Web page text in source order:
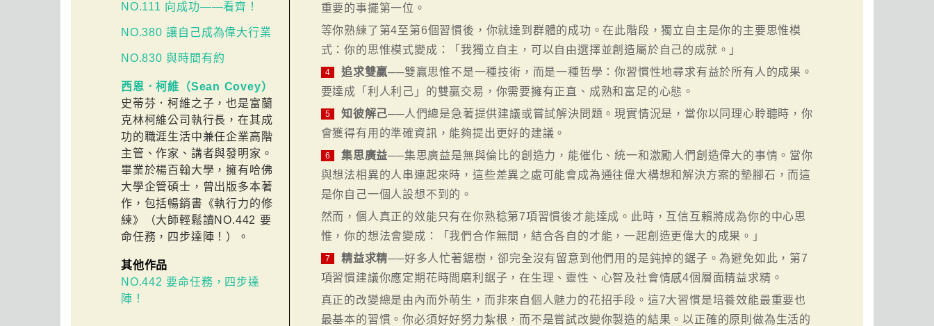
NO.111 向成功——看齊！
NO.380 讓自己成為偉大行業
NO.830 與時間有約
西恩．柯維（Sean Covey）
史蒂芬．柯維之子，也是富蘭
克林柯維公司執行長，在其成
功的職涯生活中兼任企業高階
主管、作家、講者與發明家。
畢業於楊百翰大學，擁有哈佛
大學企管碩士，曾出版多本著
作，包括暢銷書《執行力的修
練》（大師輕鬆讀NO.442 要
命任務，四步達陣！）。
其他作品
NO.442 要命任務，四步達
陣！
重要的事擺第一位。
等你熟練了第4至第6個習慣後，你就達到群體的成功。在此階段，獨立自主是你的主要思惟模
式：你的思惟模式變成：「我獨立自主，可以自由選擇並創造屬於自己的成就。」
4 追求雙贏──雙贏思惟不是一種技術，而是一種哲學：你習慣性地尋求有益於所有人的成果。
要達成「利人利己」的雙贏交易，你需要擁有正直、成熟和富足的心態。
5 知彼解己──人們總是急著提供建議或嘗試解決問題。現實情況是，當你以同理心聆聽時，你
會獲得有用的準確資訊，能夠提出更好的建議。
6 集思廣益──集思廣益是無與倫比的創造力，能催化、統一和激勵人們創造偉大的事情。當你
與想法相異的人串連起來時，這些差異之處可能會成為通往偉大構想和解決方案的墊腳石，而這
是你自己一個人設想不到的。
然而，個人真正的效能只有在你熟稔第7項習慣後才能達成。此時，互信互賴將成為你的中心思
惟，你的想法會變成：「我們合作無間，結合各自的才能，一起創造更偉大的成果。」
7 精益求精──好多人忙著鋸樹，卻完全沒有留意到他們用的是鈍掉的鋸子。為避免如此，第7
項習慣建議你應定期花時間磨利鋸子，在生理、靈性、心智及社會情感4個層面精益求精。
真正的改變總是由內而外萌生，而非來自個人魅力的花招手段。這7大習慣是培養效能最重要也
最基本的習慣。你必須好好努力紮根，而不是嘗試改變你製造的結果。以正確的原則做為生活的